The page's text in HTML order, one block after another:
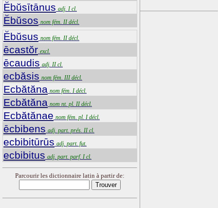
Ĕbŭsītānus adj. I cl.
Ĕbŭsos nom fém. II décl.
Ĕbŭsus nom fém. II décl.
ēcastŏr excl.
ēcaudis adj. II cl.
ecbăsis nom fém. III décl.
Ecbătăna nom fém. I décl.
Ecbătăna nom nt. pl. II décl.
Ecbătănae nom fém. pl. I décl.
ēcbibens adj. part. prés. II cl.
ecbibitūrūs adj. part. fut.
ecbibitus adj. part. parf. I cl.
Parcourir les dictionnaire latin à partir de: